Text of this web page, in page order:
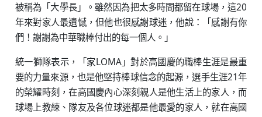
被稱為「大學長」。雖然因為把太多時間都留在球場，這20
年來對家人最遺憾，但他也很感謝球迷，他說：「感謝有你
們！謝謝為中華職棒付出的每一個人。」
統一獅隊表示，「家LOMA」對於高國慶的職棒生涯是最重
要的力量來源，也是他堅持棒球信念的起源，選手生涯21年
的榮耀時刻，在高國慶內心深刻親人是他生活上的家人，而
球場上教練、隊友及各位球迷都是他最愛的家人，就在高國